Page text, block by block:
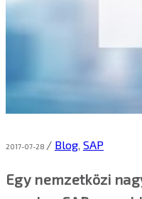
2017-07-28 / Blog, SAP
Egy nemzetközi